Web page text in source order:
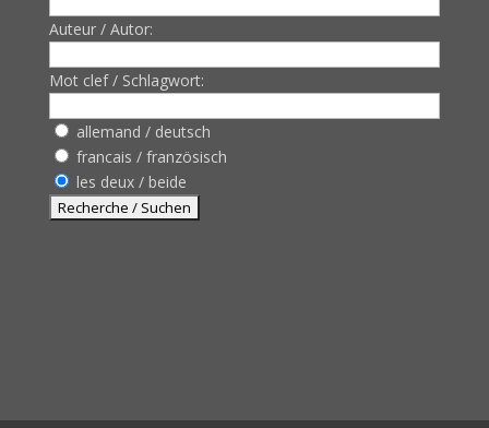
Auteur / Autor:
Mot clef / Schlagwort:
allemand / deutsch
francais / französisch
les deux / beide